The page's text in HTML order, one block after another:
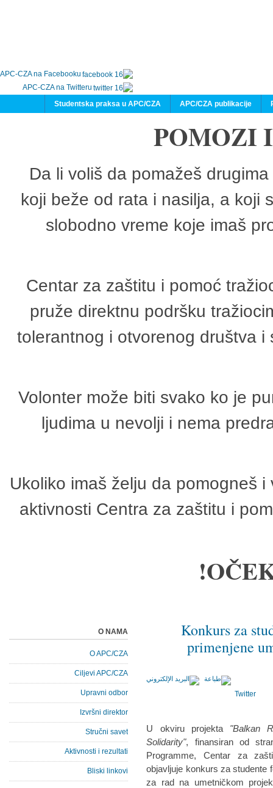
APC-CZA na Facebooku
APC-CZA na Twitteru
APC/CZA publikacije
Studentska praksa u APC/CZA
POMOZI
Da li voliš da pomažeš
koji beže od rata i nasilja, a koji
slobodno vreme koje imaš
Centar za zaštitu i pomoć
pruže direktnu podršku
tolerantnog i otvorenog društva
Volonter može biti svako ko je
ljudima u nevolji i nema
Ukoliko imaš želju da pomogneš
aktivnosti Centra za zaštitu i
Konkurs za
primenjene
Twitter
U okviru projekta "Balkan
Solidarity", finansiran od
Programme, Centar za
objavljuje konkurs za studente
za rad na umetničkom
O NAMA
O APC/CZA
Ciljevi APC/CZA
Upravni odbor
Izvršni direktor
Stručni savet
Aktivnosti i rezultati
Bliski linkovi